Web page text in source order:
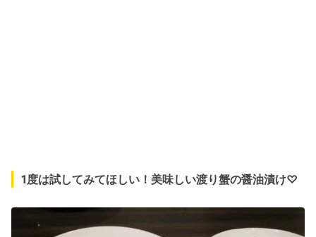
1度は試してみてほしい！美味しい渡り蟹の醤油漬け♡